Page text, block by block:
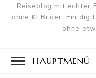
Reiseblog mit echter
ohne KI Bilder. Ein
ohne
HAUPTMENÜ